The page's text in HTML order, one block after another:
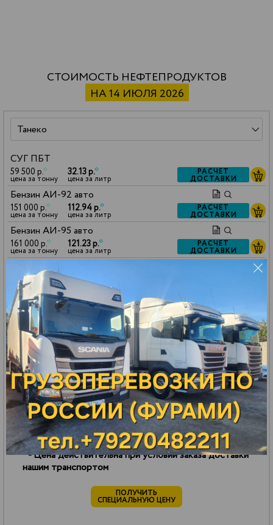
СТОИМОСТЬ НЕФТЕПРОДУКТОВ
НА 14 ИЮЛЯ 2026
СУГ ПБТ
59 500 р.*
цена за тонну
32.13 р.*
цена за литр
РАСЧЕТ
ДОСТАВКИ
Бензин АИ-92 авто
151 000 р.*
цена за тонну
112.94 р.*
цена за литр
РАСЧЕТ
ДОСТАВКИ
Бензин АИ-95 авто
161 000 р.*
цена за тонну
121.23 р.*
цена за литр
РАСЧЕТ
ДОСТАВКИ
Масло МГ-8
140 000 р. *
цена за тонну
114.80 р.
цена за литр
Масло VHVI-6
127 800 р.
цена за тонну
105.43 р.
цена за литр
РАСЧЕТ
ДОСТАВКИ
Керосин ТС-1
130 000 р.
цена за тонну
102.70 р.*
цена за литр
РАСЧЕТ
ДОСТАВКИ
ДТ-Л-К5
141 000 р.*
цена за тонну
115.76 р.*
цена за литр
РАСЧЕТ
ДОСТАВКИ
Масло МГА-18
127 800 р.*
цена за тонну
106.07 р. *
цена за литр
РАСЧЕТ
ДОСТАВКИ
*- Цена действительна при условии заказа доставки
нашим транспортом
ПОЛУЧИТЬ
СПЕЦИАЛЬНУЮ ЦЕНУ